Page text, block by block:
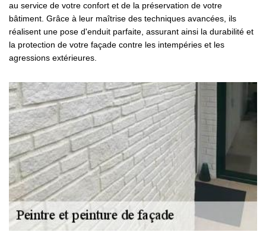
au service de votre confort et de la préservation de votre
bâtiment. Grâce à leur maîtrise des techniques avancées, ils
réalisent une pose d'enduit parfaite, assurant ainsi la durabilité et
la protection de votre façade contre les intempéries et les
agressions extérieures.